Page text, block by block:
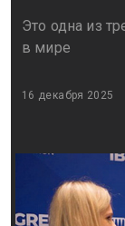
Это одна из
в мире
16 декабря 2025